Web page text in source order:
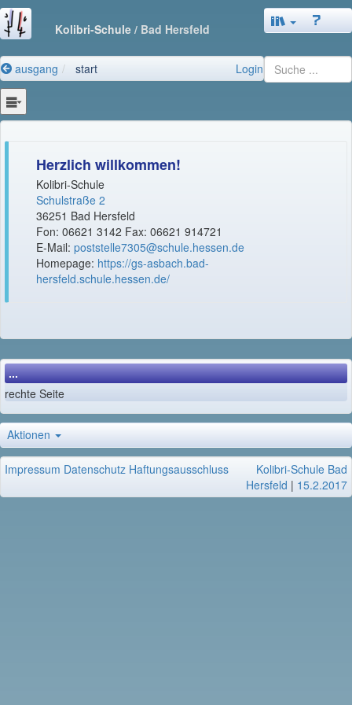
Kolibri-Schule / Bad Hersfeld
ausgang start Login
Herzlich willkommen!
Kolibri-Schule
Schulstraße 2
36251 Bad Hersfeld
Fon: 06621 3142 Fax: 06621 914721
E-Mail: poststelle7305@schule.hessen.de
Homepage: https://gs-asbach.bad-
hersfeld.schule.hessen.de/
...
rechte Seite
Aktionen
Impressum Datenschutz Haftungsausschluss
Kolibri-Schule Bad
Hersfeld | 15.2.2017